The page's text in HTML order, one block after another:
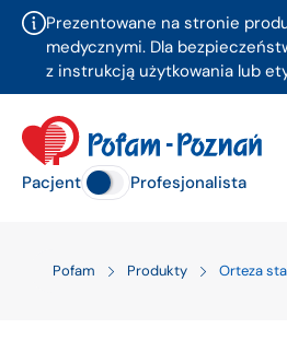
Prezentowane na stronie
medycznymi. Dla
z instrukcją użytkowania lub
Pacjent Profesjonalista
Pofam Produkty Orteza